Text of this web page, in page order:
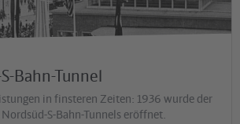
Bahn-Tunnel
in finsteren Zeiten: 1936 wurde der
S-Bahn-Tunnels eröffnet.